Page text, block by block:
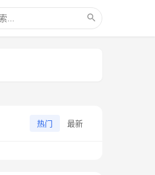
热门 最新